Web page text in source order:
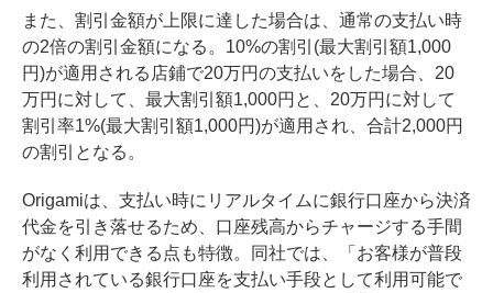
また、割引金額が上限に達した場合は、通常の支払い時
の2倍の割引金額になる。10%の割引(最大割引額1,000
円)が適用される店鋪で20万円の支払いをした場合、20
万円に対して、最大割引額1,000円と、20万円に対して
割引率1%(最大割引額1,000円)が適用され、合計2,000円
の割引となる。
Origamiは、支払い時にリアルタイムに銀行口座から決済
代金を引き落せるため、口座残高からチャージする手間
がなく利用できる点も特徴。同社では、「お客様が普段
利用されている銀行口座を支払い手段として利用可能で